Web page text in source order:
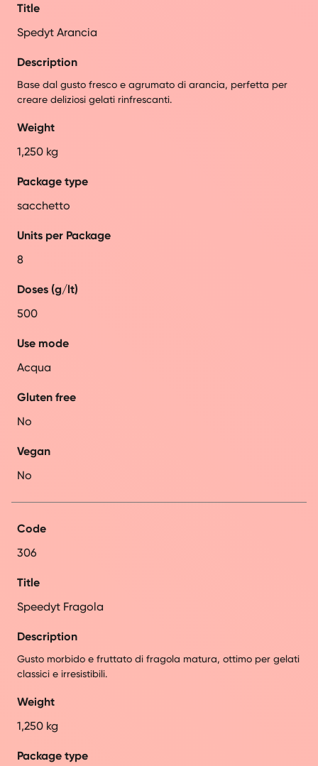
Title
Spedyt Arancia
Description
Base dal gusto fresco e agrumato di arancia, perfetta per
creare deliziosi gelati rinfrescanti.
Weight
1,250 kg
Package type
sacchetto
Units per Package
8
Doses (g/lt)
500
Use mode
Acqua
Gluten free
No
Vegan
No
Code
306
Title
Speedyt Fragola
Description
Gusto morbido e fruttato di fragola matura, ottimo per gelati
classici e irresistibili.
Weight
1,250 kg
Package type